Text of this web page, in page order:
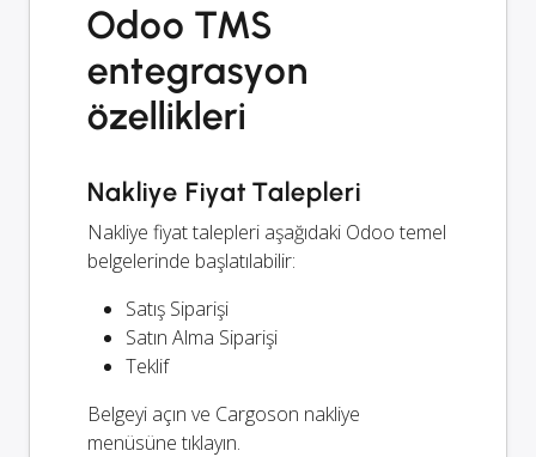
Odoo TMS
entegrasyon
özellikleri
Nakliye Fiyat Talepleri
Nakliye fiyat talepleri aşağıdaki Odoo temel
belgelerinde başlatılabilir:
Satış Siparişi
Satın Alma Siparişi
Teklif
Belgeyi açın ve Cargoson nakliye
menüsüne tıklayın.